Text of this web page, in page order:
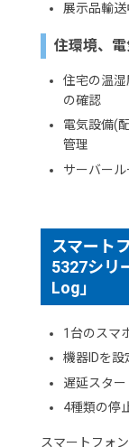
展示品輸
住環境、
住宅の温
の確認
電気設備(
管理
サーバー
スマート
5327シリ
Log」
1台のスマ
機器IDを
遅延スタ
4種類の停
スマートフォ